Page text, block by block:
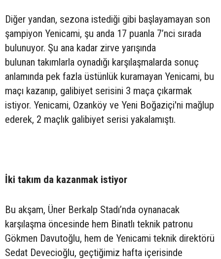
Diğer yandan, sezona istediği gibi başlayamayan son
şampiyon Yenicami, şu anda 17 puanla 7’nci sırada
bulunuyor. Şu ana kadar zirve yarışında
bulunan takımlarla oynadığı karşılaşmalarda sonuç
anlamında pek fazla üstünlük kuramayan Yenicami, bu
maçı kazanıp, galibiyet serisini 3 maça çıkarmak
istiyor. Yenicami, Ozanköy ve Yeni Boğaziçi'ni mağlup
ederek, 2 maçlık galibiyet serisi yakalamıştı.
İki takım da kazanmak istiyor
Bu akşam, Üner Berkalp Stadı’nda oynanacak
karşılaşma öncesinde hem Binatlı teknik patronu
Gökmen Davutoğlu, hem de Yenicami teknik direktörü
Sedat Devecioğlu, geçtiğimiz hafta içerisinde